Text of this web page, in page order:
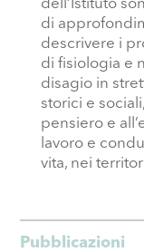
dell’Istituto
di
descrivere i
di fisiologia e
disagio in
storici e
pensiero e
lavoro e
vita, nei
Pubblicazioni